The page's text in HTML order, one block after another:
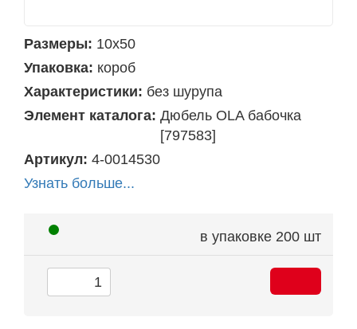
Размеры: 10х50
Упаковка: короб
Характеристики: без шурупа
Элемент каталога: Дюбель OLA бабочка
[797583]
Артикул: 4-0014530
Узнать больше...
в упаковке 200 шт